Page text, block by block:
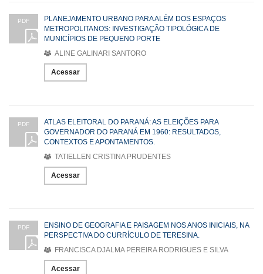
PDF
PLANEJAMENTO URBANO PARA ALÉM DOS ESPAÇOS
METROPOLITANOS: INVESTIGAÇÃO TIPOLÓGICA DE
MUNICÍPIOS DE PEQUENO PORTE
ALINE GALINARI SANTORO
Acessar
PDF
ATLAS ELEITORAL DO PARANÁ: AS ELEIÇÕES PARA
GOVERNADOR DO PARANÁ EM 1960: RESULTADOS,
CONTEXTOS E APONTAMENTOS.
TATIELLEN CRISTINA PRUDENTES
Acessar
PDF
ENSINO DE GEOGRAFIA E PAISAGEM NOS ANOS INICIAIS, NA
PERSPECTIVA DO CURRÍCULO DE TERESINA.
FRANCISCA DJALMA PEREIRA RODRIGUES E SILVA
Acessar